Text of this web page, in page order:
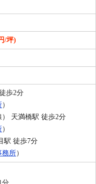
/坪)
歩2分
）
天満橋駅 徒歩2分
）
駅 徒歩7分
務所）